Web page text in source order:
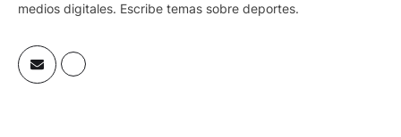
medios digitales. Escribe temas sobre deportes.